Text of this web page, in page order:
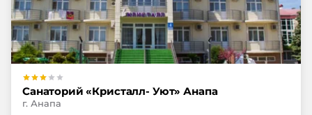
Санаторий «Кристалл- Уют» Анапа
г. Анапа